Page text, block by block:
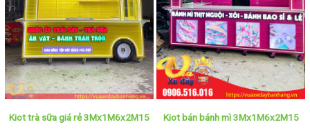
Kiot trà sữa giá rẻ 3Mx1M6x2M15 Kiot bán bánh mì 3Mx1M6x2M15